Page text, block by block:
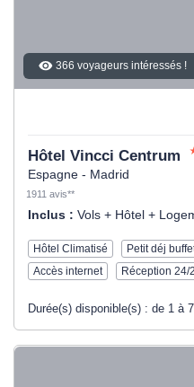
366 voyageurs intéressés !
Hôtel Vincci Centrum
Espagne - Madrid
1911 avis**
Inclus : Vols + Hôtel +
Hôtel Climatisé Petit déj
Accès internet
Réception 24/
Durée(s) disponible(s) : de 1 à